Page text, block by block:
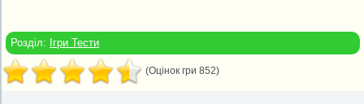
Розділ: Ігри Тести
(Оцінок гри 852)